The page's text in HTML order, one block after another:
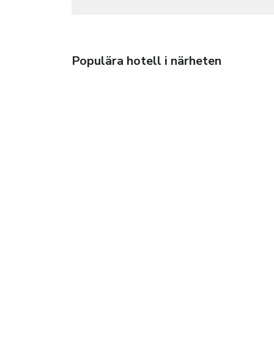
Populära hotell i närheten